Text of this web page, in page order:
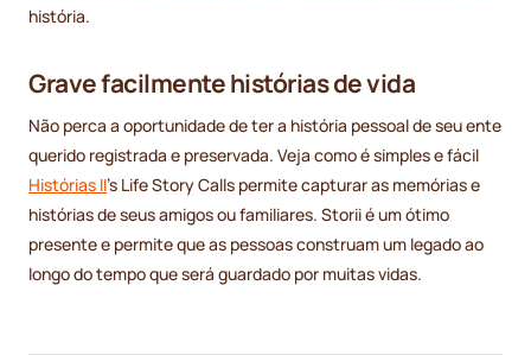
história.
Grave facilmente histórias de vida
Não perca a oportunidade de ter a história pessoal de seu ente
querido registrada e preservada. Veja como é simples e fácil
Histórias II's Life Story Calls permite capturar as memórias e
histórias de seus amigos ou familiares. Storii é um ótimo
presente e permite que as pessoas construam um legado ao
longo do tempo que será guardado por muitas vidas.